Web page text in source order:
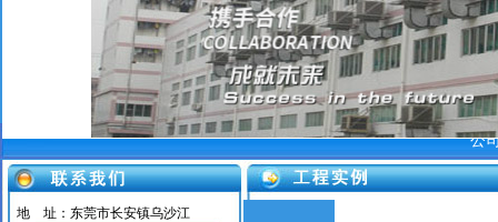
公
地 址：东莞市长安镇乌沙江
中央空调